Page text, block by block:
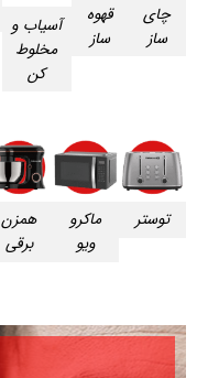
چای
ساز
قهوه
ساز
آسیاب و
مخلوط
کن
توستر
ماکرو
ویو
همزن
برقی